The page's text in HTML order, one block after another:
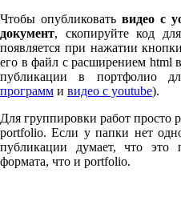
Чтобы опубликовать видео с
документ, скопируйте код
появляется при нажатии
его в файл с расширением html
публикации в портфолио
программ и видео с youtube).
Для группировки работ просто
port­fo­lio. Если у папки нет
публикации думает, что это
формата, что и port­fo­lio.